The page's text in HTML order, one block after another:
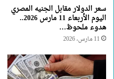
سعر الدولار مقابل الجنيه المصري
اليوم الأربعاء 11 مارس 2026..
هدوء ملحوظ…
11 مارس، 2026